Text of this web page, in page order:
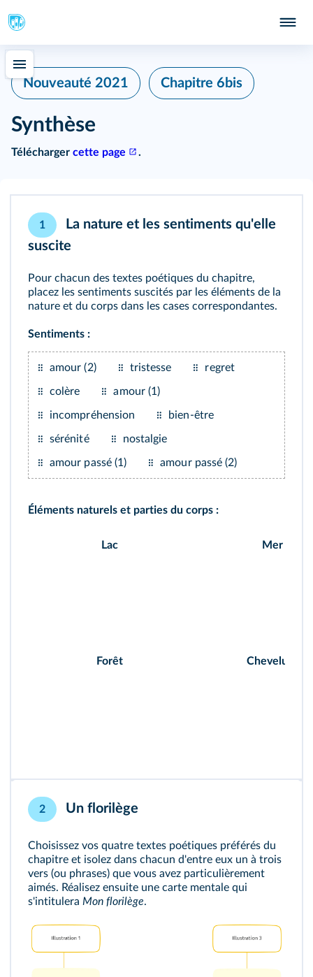
Nouveauté 2021 Chapitre 6bis
Synthèse
Télécharger cette page .
1
La nature et les sentiments qu'elle
suscite
Pour chacun des textes poétiques du chapitre,
placez les sentiments suscités par les éléments de la
nature et du corps dans les cases correspondantes.
Sentiments :
amour (2) tristesse regret
colère amour (1)
incompréhension bien‑être
sérénité nostalgie
amour passé (1) amour passé (2)
Éléments naturels et parties du corps :
Lac Mer
Forêt Chevelure
2 Un florilège
Choisissez vos quatre textes poétiques préférés du
chapitre et isolez dans chacun d'entre eux un à trois
vers (ou phrases) que vous avez particulièrement
aimés. Réalisez ensuite une carte mentale qui
s'intitulera Mon florilège.